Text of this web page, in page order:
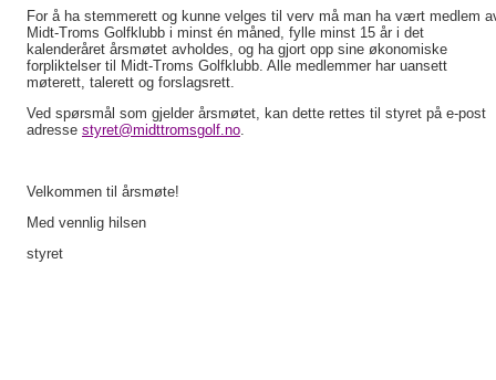
For å ha stemmerett og kunne velges til verv må man ha vært medlem
Midt-Troms Golfklubb i minst én måned, fylle minst 15 år i det
kalenderåret årsmøtet avholdes, og ha gjort opp sine økonomiske
forpliktelser til Midt-Troms Golfklubb. Alle medlemmer har uansett
møterett, talerett og forslagsrett.
Ved spørsmål som gjelder årsmøtet, kan dette rettes til styret på e-post
adresse styret@midttromsgolf.no.
Velkommen til årsmøte!
Med vennlig hilsen
styret